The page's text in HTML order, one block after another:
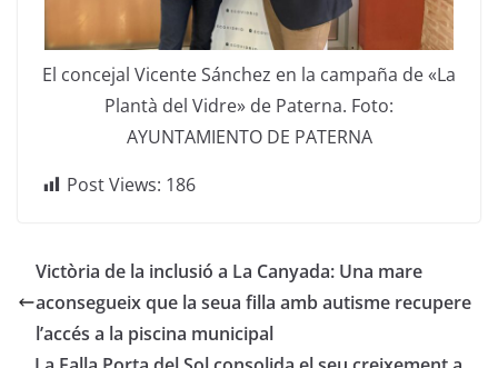
El concejal Vicente Sánchez en la campaña de «La
Plantà del Vidre» de Paterna. Foto:
AYUNTAMIENTO DE PATERNA
Post Views: 186
Victòria de la inclusió a La Canyada: Una mare
aconsegueix que la seua filla amb autisme recupere
l’accés a la piscina municipal